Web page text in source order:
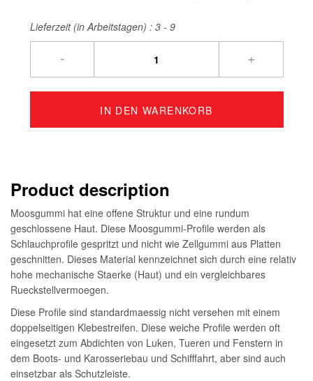
Lieferzeit (in Arbeitstagen) : 3 - 9
- +
IN DEN WARENKORB
Product description
Moosgummi hat eine offene Struktur und eine rundum
geschlossene Haut. Diese Moosgummi-Profile werden als
Schlauchprofile gespritzt und nicht wie Zellgummi aus Platten
geschnitten. Dieses Material kennzeichnet sich durch eine relativ
hohe mechanische Staerke (Haut) und ein vergleichbares
Rueckstellvermoegen.
Diese Profile sind standardmaessig nicht versehen mit einem
doppelseitigen Klebestreifen. Diese weiche Profile werden oft
eingesetzt zum Abdichten von Luken, Tueren und Fenstern in
dem Boots- und Karosseriebau und Schifffahrt, aber sind auch
einsetzbar als Schutzleiste.